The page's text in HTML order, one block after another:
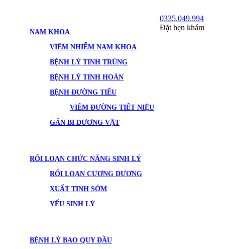
NAM KHOA
VIÊM NHIỄM NAM KHOA
BỆNH LÝ TINH TRÙNG
BỆNH LÝ TINH HOÀN
BỆNH ĐƯỜNG TIỂU
VIÊM ĐƯỜNG TIẾT NIỆU
GẮN BI DƯƠNG VẬT
RỐI LOẠN CHỨC NĂNG SINH LÝ
RỐI LOẠN CƯƠNG DƯƠNG
XUẤT TINH SỚM
YẾU SINH LÝ
BỆNH LÝ BAO QUY ĐẦU
0335.049.994
Đặt hẹn khám